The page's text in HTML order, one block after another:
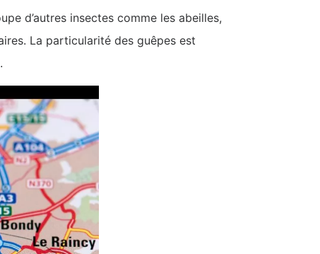
d’autres insectes comme les abeilles,
La particularité des guêpes est